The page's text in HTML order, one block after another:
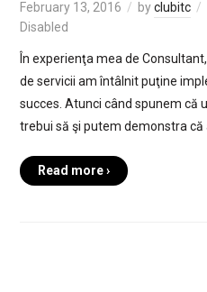
February 13, 2016 byclubitc
Disabled
În experienţa mea de
de servicii am întâlnit puţine
succes. Atunci când spunem că
trebui să şi putem demonstra că
Read more ›